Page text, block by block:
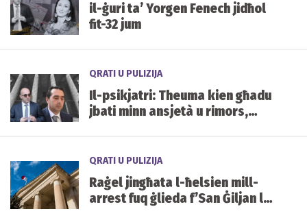
il-ġuri ta’ Yorgen Fenech jidħol
fit-32 jum
QRATI U PULIZIJA
Il-psikjatri: Theuma kien għadu
jbati minn ansjetà u rimors,
QRATI U PULIZIJA
Raġel jingħata l-ħelsien mill-
arrest fuq ġlieda f’San Ġiljan li